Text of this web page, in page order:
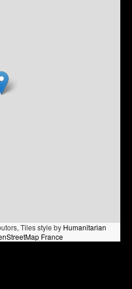
Tiles style by Humanitarian
France